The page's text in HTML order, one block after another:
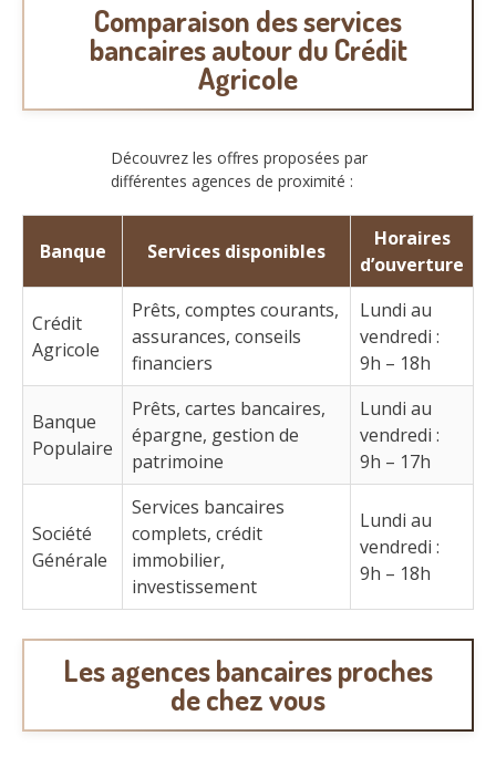
Comparaison des services
bancaires autour du Crédit
Agricole
Découvrez les offres proposées par
différentes agences de proximité :
Banque Services disponibles
Horaires
d’ouverture
Crédit
Agricole
Prêts, comptes courants,
assurances, conseils
financiers
Lundi au
vendredi :
9h – 18h
Banque
Populaire
Prêts, cartes bancaires,
épargne, gestion de
patrimoine
Lundi au
vendredi :
9h – 17h
Société
Générale
Services bancaires
complets, crédit
immobilier,
investissement
Lundi au
vendredi :
9h – 18h
Les agences bancaires proches
de chez vous